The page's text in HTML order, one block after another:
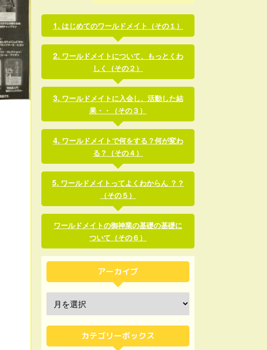
はじめてのワールドメイト（その１）
ワールドメイトについて、もっとくわ
しく（その２）
ワールドメイトに入会し、活動した結
果・・（その３）
ワールドメイトで何をする？何が変わ
る？（その４）
ワールドメイトってよくわからん ？？
（その５）
ワールドメイトの御神業の基礎の基礎に
ついて（その６）
アーカイブ
カテゴリーボックス